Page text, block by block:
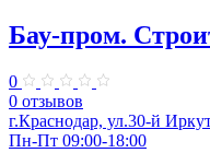
Бау-пром.
0
0 отзывов
г.Краснодар, ул.30-й
Пн-Пт 09:00-18:00